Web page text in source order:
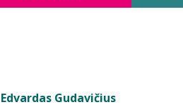
Edvardas Gudavičius